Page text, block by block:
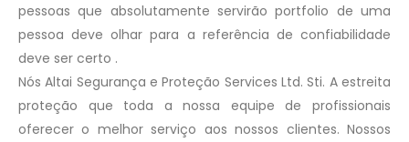
pessoas que absolutamente servirão portfolio de uma
pessoa deve olhar para a referência de confiabilidade
deve ser certo .
Nós Altai Segurança e Proteção Services Ltd. Sti. A estreita
proteção que toda a nossa equipe de profissionais
oferecer o melhor serviço aos nossos clientes. Nossos